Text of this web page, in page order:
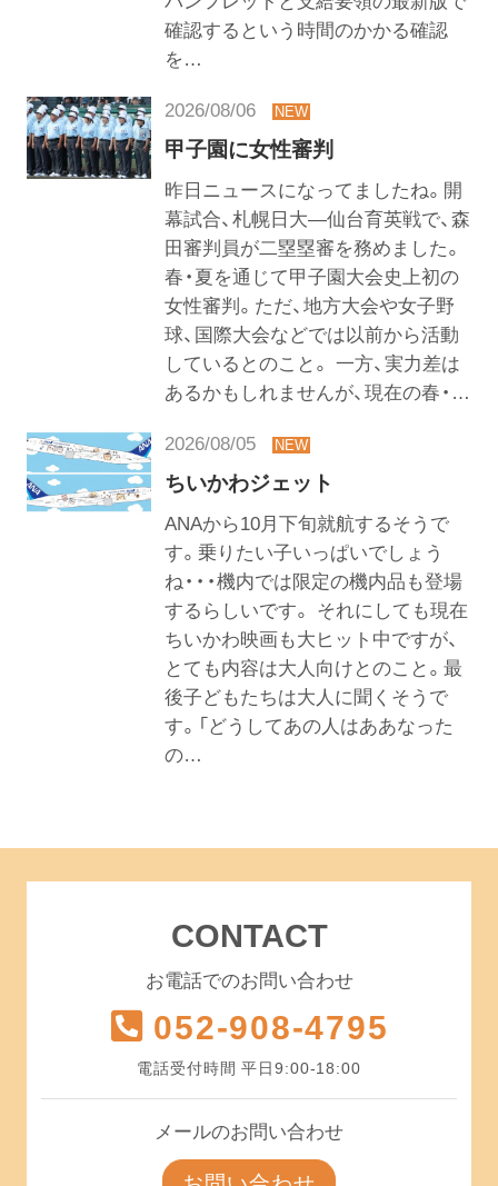
確認するという時間のかかる確認
を…
2026/08/06
甲子園に女性審判
昨日ニュースになってましたね。開
幕試合、札幌日大―仙台育英戦で、森
田審判員が二塁塁審を務めました。
春・夏を通じて甲子園大会史上初の
女性審判。ただ、地方大会や女子野
球、国際大会などでは以前から活動
しているとのこと。 一方、実力差は
あるかもしれませんが、現在の春・…
2026/08/05
ちいかわジェット
ANAから10月下旬就航するそうで
す。乗りたい子いっぱいでしょう
ね・・・機内では限定の機内品も登場
するらしいです。 それにしても現在
ちいかわ映画も大ヒット中ですが、
とても内容は大人向けとのこと。最
後子どもたちは大人に聞くそうで
す。「どうしてあの人はああなった
の…
CONTACT
お電話でのお問い合わせ
052-908-4795
電話受付時間 平日9:00-18:00
メールのお問い合わせ